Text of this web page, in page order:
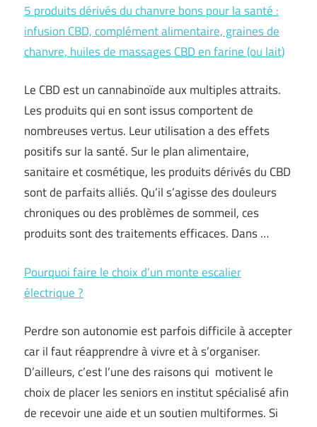
5 produits dérivés du chanvre bons pour la santé :
infusion CBD, complément alimentaire, graines de
chanvre, huiles de massages CBD en farine (ou lait)
Le CBD est un cannabinoïde aux multiples attraits.
Les produits qui en sont issus comportent de
nombreuses vertus. Leur utilisation a des effets
positifs sur la santé. Sur le plan alimentaire,
sanitaire et cosmétique, les produits dérivés du CBD
sont de parfaits alliés. Qu’il s’agisse des douleurs
chroniques ou des problèmes de sommeil, ces
produits sont des traitements efficaces. Dans …
Pourquoi faire le choix d’un monte escalier
électrique ?
Perdre son autonomie est parfois difficile à accepter
car il faut réapprendre à vivre et à s’organiser.
D’ailleurs, c’est l’une des raisons qui motivent le
choix de placer les seniors en institut spécialisé afin
de recevoir une aide et un soutien multiformes. Si